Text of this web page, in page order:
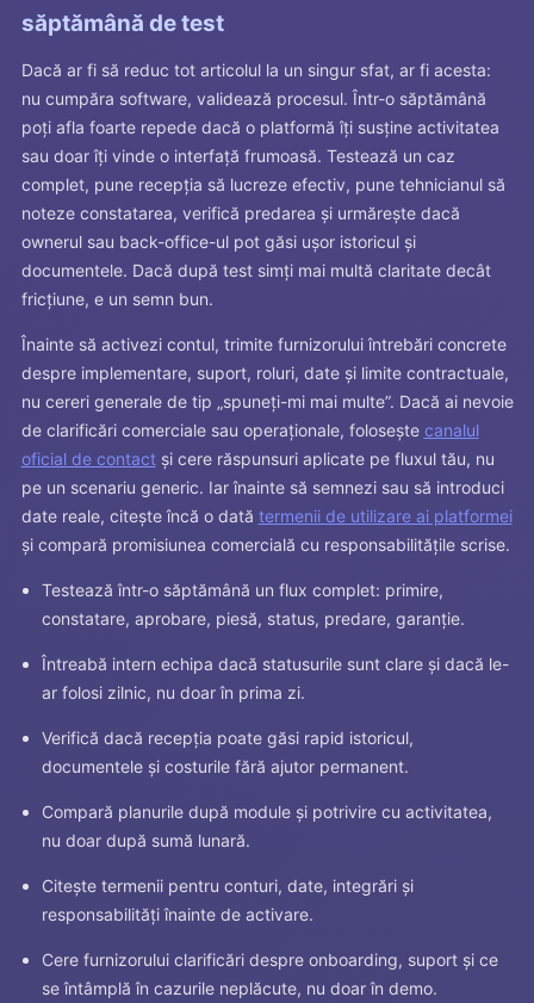
săptămână de test
Dacă ar fi să reduc tot articolul la un singur sfat, ar fi acesta:
nu cumpăra software, validează procesul. Într-o săptămână
poți afla foarte repede dacă o platformă îți susține activitatea
sau doar îți vinde o interfață frumoasă. Testează un caz
complet, pune recepția să lucreze efectiv, pune tehnicianul să
noteze constatarea, verifică predarea și urmărește dacă
ownerul sau back-office-ul pot găsi ușor istoricul și
documentele. Dacă după test simți mai multă claritate decât
fricțiune, e un semn bun.
Înainte să activezi contul, trimite furnizorului întrebări concrete
despre implementare, suport, roluri, date și limite contractuale,
nu cereri generale de tip „spuneți-mi mai multe”. Dacă ai nevoie
de clarificări comerciale sau operaționale, folosește canalul
oficial de contactși cere răspunsuri aplicate pe fluxul tău, nu
pe un scenariu generic. Iar înainte să semnezi sau să introduci
date reale, citește încă o dată termenii de utilizare ai platformei
și compară promisiunea comercială cu responsabilitățile scrise.
Testează într-o săptămână un flux complet: primire,
constatare, aprobare, piesă, status, predare, garanție.
Întreabă intern echipa dacă statusurile sunt clare și dacă le-
ar folosi zilnic, nu doar în prima zi.
Verifică dacă recepția poate găsi rapid istoricul,
documentele și costurile fără ajutor permanent.
Compară planurile după module și potrivire cu activitatea,
nu doar după sumă lunară.
Citește termenii pentru conturi, date, integrări și
responsabilități înainte de activare.
Cere furnizorului clarificări despre onboarding, suport și ce
se întâmplă în cazurile neplăcute, nu doar în demo.